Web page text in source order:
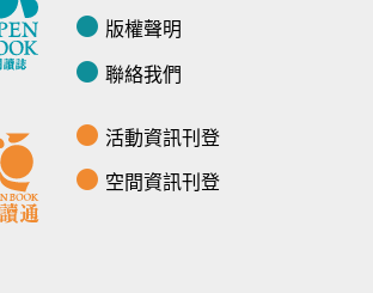
版權聲明
聯絡我們
活動資訊刊登
空間資訊刊登